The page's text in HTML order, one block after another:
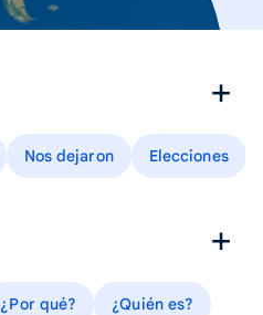
Nos dejaron Elecciones
¿Por qué? ¿Quién es?